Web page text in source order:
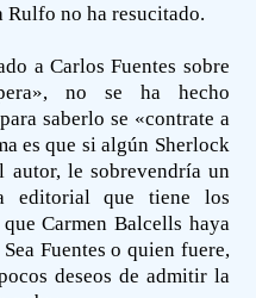
Rulfo no ha resucitado.
a Carlos Fuentes sobre
no se ha hecho
saberlo se «contrate a
es que si algún Sherlock
autor, le sobrevendría un
editorial que tiene los
Carmen Balcells haya
Fuentes o quien fuere,
deseos de admitir la